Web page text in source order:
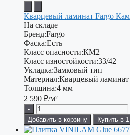
Кварцевый ламинат Fargo
На складе
Бренд:Fargo
Фаска:Есть
Класс опасности:КМ2
Класс изностойкости:33/42
Укладка:Замковый тип
Материал:Кварцевый ламинат
Толщина:4 мм
2 590 ₽/м²
-
Добавить в корзину
Купить в